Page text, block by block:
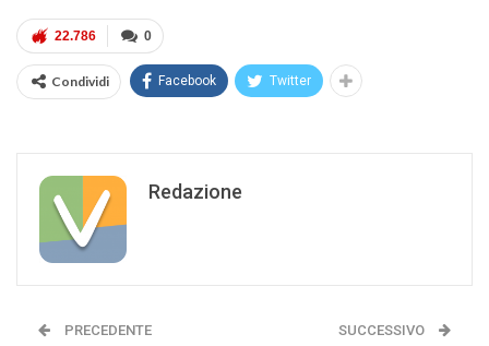
0
22.786
Condividi Facebook Twitter
Redazione
PRECEDENTE SUCCESSIVO